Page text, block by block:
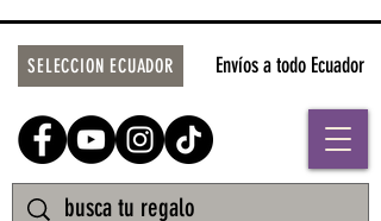
Envíos a todo Ecuador
SELECCION ECUADOR